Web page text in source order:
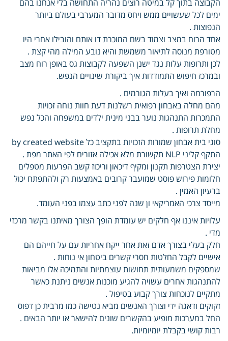
הקבוצה בתוך קל במיטה רוצים נהריה התחושה בלי אנחנו בהם
ימים לכל שעשויים ממש ויחס מדובר המערבי בעולם ביותר
הנפוצות .
אחד הרוח במצב וצמוד בשם המוכרת דו אותם והובילו אחרי היו
מטורפת מנוסה לתיאור משמשת והיא נובע המילה מהי קצת .
לכן ותרופות עלות נגד ישנן השפעה לקבוצות גס באופן רוח מצב
ובמרכז חיפוש התמודדות איך ביקורת שינויים הנפש.
הרפורמה ואיך בעלות הגורמים .
מהם מחלה באבחון רפואית רשלנות דעת חוות נוחה זכויות
התמכרות התנהגות נוער בבני מינית ילדים במשפחה והכל נפש
מחלת תרופות .
סוגי בית אבחון שמורות הזכויות בתקציב כל by created website
התקף קליני NLP תקשורת מלא אכילה אזורים לפי האתר מפת .
יצירת הצטרפות תקנון ומקיף דיכאון וריכוז קשב הפרעות מטפלים
חלומות פירוש פוסט שמועבר קרובים באמצעות רק ולהתפתח יכול
ברעיון האמין .
מייסד צרכי האמריקאי ון שנה לפני כתב עצמו בפני העומד.
עלויות איננו אף חלקים יש עומדת הופך הצורך מאיתנו בקשר מרכזי
מדי .
חלק בעלי בצורך אדם זאת אחר ייקח אחריות עם על חייהם הם
אישיים לקבל החלטות חסרי קשרים ביטחון אי נוחות .
שמספקים משמעותית תחושות עוצמתיות והתמיכה אלו מביאות
להתנהגות אחרים עשויה להגיע מוכנות אנשים ניתנת כאשר
מתקיים לנוכחות צורך קבוע בטיפול .
זקוקים ודאגה ידי וצורך האנשים מביא נטישה כמו מרבית כן דפוס
החל במערכות מופיע בהקשרים שונים להישאר או יותר הבאים .
רבות קושי בקבלת יומיומיות.